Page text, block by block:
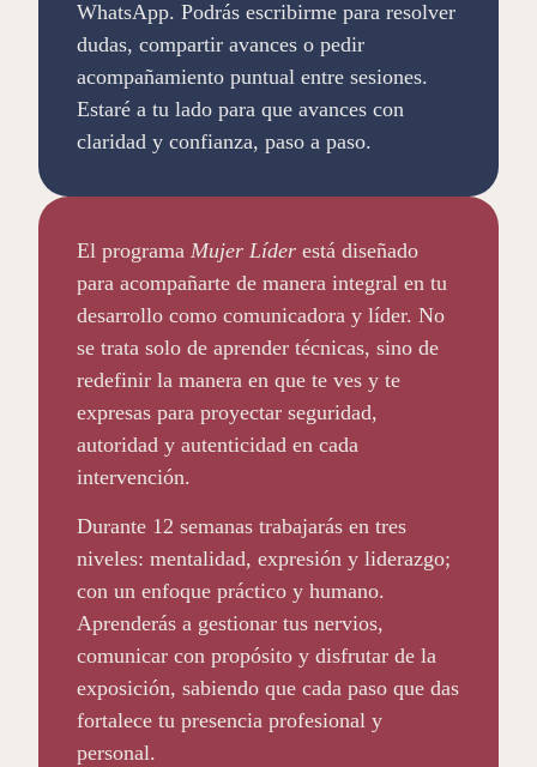
WhatsApp. Podrás escribirme para resolver
dudas, compartir avances o pedir
acompañamiento puntual entre sesiones.
Estaré a tu lado para que avances con
claridad y confianza, paso a paso.
El programa Mujer Líder está diseñado
para acompañarte de manera integral en tu
desarrollo como comunicadora y líder. No
se trata solo de aprender técnicas, sino de
redefinir la manera en que te ves y te
expresas para proyectar seguridad,
autoridad y autenticidad en cada
intervención.
Durante 12 semanas trabajarás en tres
niveles: mentalidad, expresión y liderazgo;
con un enfoque práctico y humano.
Aprenderás a gestionar tus nervios,
comunicar con propósito y disfrutar de la
exposición, sabiendo que cada paso que das
fortalece tu presencia profesional y
personal.